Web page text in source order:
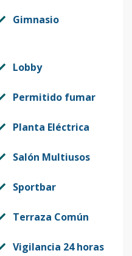
Gimnasio
Lobby
Permitido fumar
Planta Eléctrica
Salón Multiusos
Sportbar
Terraza Común
Vigilancia 24 horas